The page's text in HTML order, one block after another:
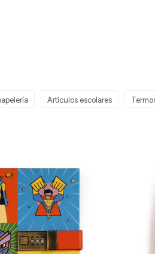
Artículos escolares